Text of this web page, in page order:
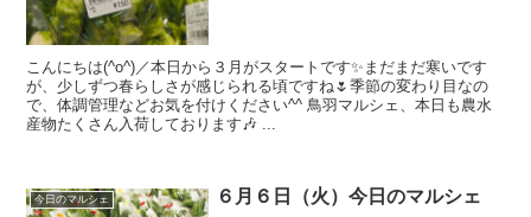
こんにちは(^o^)／本日から３月がスタートです✨まだまだ寒いです
が、少しずつ春らしさが感じられる頃ですね🌷季節の変わり目なの
で、体調管理などお気を付けください^^ 鳥羽マルシェ、本日も農水
産物たくさん入荷しております🎶 ...
今日のマルシェ ６月６日（火）今日のマルシェ